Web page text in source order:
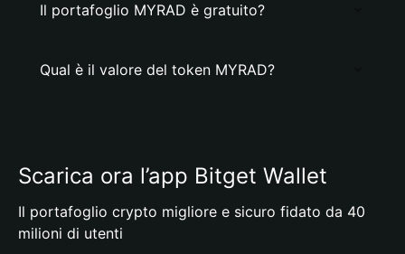
Il portafoglio MYRAD è gratuito?
Qual è il valore del token MYRAD?
Scarica ora l’app Bitget Wallet
Il portafoglio crypto migliore e sicuro fidato da 40
milioni di utenti